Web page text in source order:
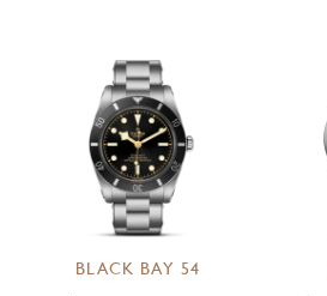
BLACK BAY 54